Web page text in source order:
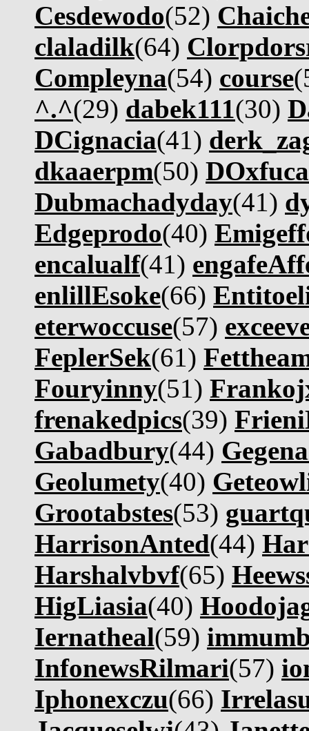
Cesdewodo(52)
claladilk(64)
Compleyna(54) course
^.^(29) dabek111(30)
DCignacia(41)
dkaaerpm(50) DOxfuca
Dubmachadyday(41)
Edgeprodo(40)
encalualf(41)
enlillEsoke(66)
eterwoccuse(57)
FeplerSek(61)
Fouryinny(51)
frenakedpics(39)
Gabadbury(44)
Geolumety(40)
Grootabstes(53)
HarrisonAnted(44)
Harshalvbvf(65)
HigLiasia(40)
Iernatheal(59)
InfonewsRilmari(57)
Iphonexczu(66)